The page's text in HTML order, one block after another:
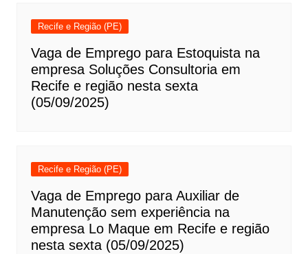
Recife e Região (PE)
Vaga de Emprego para Estoquista na
empresa Soluções Consultoria em
Recife e região nesta sexta
(05/09/2025)
Recife e Região (PE)
Vaga de Emprego para Auxiliar de
Manutenção sem experiência na
empresa Lo Maque em Recife e região
nesta sexta (05/09/2025)